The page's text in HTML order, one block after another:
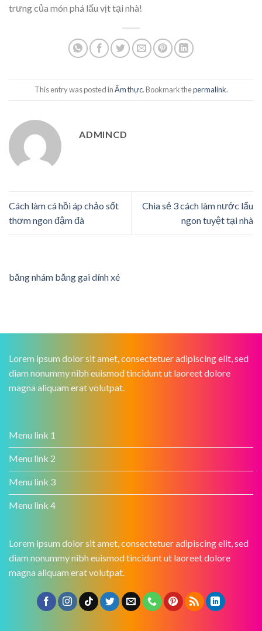
trưng của món phá lấu vịt tại nhà!
This entry was posted inẨm thực. Bookmark thepermalink.
ADMINCD
Cách làm cá hồi áp chảo sốt
thơm ngon đậm đà
Chia sẻ 3 cách làm nước lẩu
ngon tuyệt tại nhà
băng nhám băng gai dính xé
Lorem ipsum dolor sit amet, consectetuer adipiscing elit, sed
diam nonummy nibh euismod tincidunt ut laoreet dolore
magna aliquam erat volutpat.
Menu link 1
Menu link 2
Menu link 3
Menu link 4
Lorem ipsum dolor sit amet, consectetuer adipiscing elit, sed
diam nonummy nibh euismod tincidunt ut laoreet dolore
magna aliquam erat volutpat.